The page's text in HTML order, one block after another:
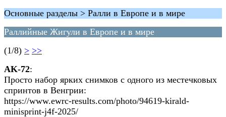
Основные разделы > Ралли в Европе и в мире
Раллийные Жигули в Европе и в мире
(1/8) > >>
AK-72:
Просто набор ярких снимков с одного из местечковых
спринтов в Венгрии:
https://www.ewrc-results.com/photo/94619-kirald-
minisprint-j4f-2025/